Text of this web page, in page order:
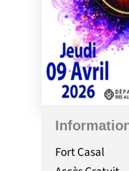
Fort Casal